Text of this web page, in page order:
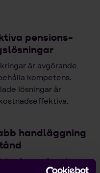
pensions-
är avgörande
kompetens.
lösningar är
handläggning
är ett växande